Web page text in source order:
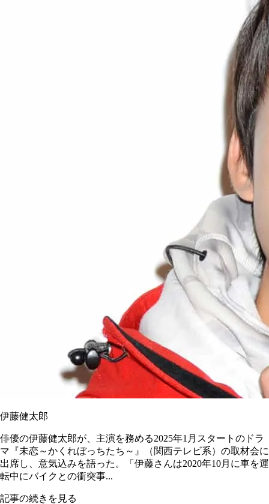
伊藤健太郎
俳優の伊藤健太郎が、主演を務める2025年1月スタートのドラ
マ『未恋～かくれぼっちたち～』（関西テレビ系）の取材会に
出席し、意気込みを語った。「伊藤さんは2020年10月に車を運
転中にバイクとの衝突事...
記事の続きを見る